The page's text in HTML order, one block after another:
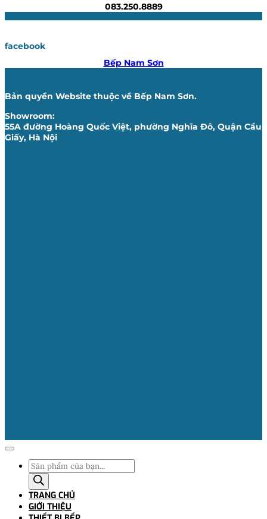
083.250.8889
facebook
Bếp Nam Sơn
Bản quyền Website thuộc về Bếp Nam Sơn.
Showroom:
55A đường Hoàng Quốc Việt, phường Nghĩa Đô, Quận Cầu
Giấy, Hà Nội
Tìm
kiếm
sản
phẩm
TRANG CHỦ
GIỚI THIỆU